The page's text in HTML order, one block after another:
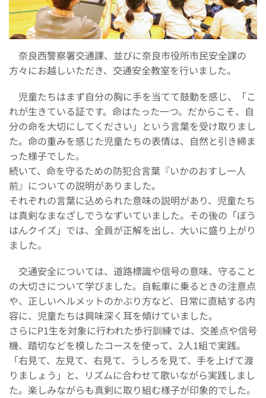
奈良西警察署交通課、並びに奈良市役所市民安全課の
方々にお越しいただき、交通安全教室を行いました。
児童たちはまず自分の胸に手を当てて鼓動を感じ、「こ
れが生きている証です。命はたった一つ。だからこそ、自
分の命を大切にしてください」という言葉を受け取りまし
た。命の重みを感じた児童たちの表情は、自然と引き締ま
った様子でした。
続いて、命を守るための防犯合言葉『いかのおすし一人
前』についての説明がありました。
それぞれの言葉に込められた意味の説明があり、児童たち
は真剣なまなざしでうなずいていました。その後の「ぼう
はんクイズ」では、全員が正解を出し、大いに盛り上がり
ました。
交通安全については、道路標識や信号の意味、守ること
の大切さについて学びました。自転車に乗るときの注意点
や、正しいヘルメットのかぶり方など、日常に直結する内
容に、児童たちは興味深く耳を傾けていました。
さらにP1生を対象に行われた歩行訓練では、交差点や信号
機、踏切などを模したコースを使って、2人1組で実践。
「右見て、左見て、右見て、うしろを見て、手を上げて渡
りましょう」と、リズムに合わせて歌いながら実践しまし
た。楽しみながらも真剣に取り組む様子が印象的でした。